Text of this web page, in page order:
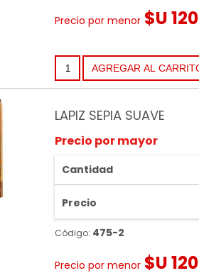
Precio por menor $U 120
LAPIZ SEPIA SUAVE
Precio por mayor
Cantidad
Precio
Código: 475-2
Precio por menor $U 120